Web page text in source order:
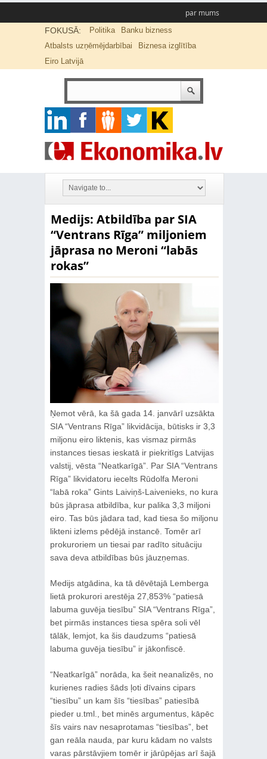
par mums
FOKUSĀ: Politika
Banku bizness
Atbalsts uzņēmējdarbībai
Biznesa izglītība
Eiro Latvijā
Medijs: Atbildība par SIA
“Ventrans Rīga” miljoniem
jāprasa no Meroni “labās
rokas”
Ņemot vērā, ka šā gada 14. janvārī uzsākta
SIA “Ventrans Rīga” likvidācija, būtisks ir 3,3
miljonu eiro liktenis, kas vismaz pirmās
instances tiesas ieskatā ir piekritīgs Latvijas
valstij, vēsta “Neatkarīgā”. Par SIA “Ventrans
Rīga” likvidatoru iecelts Rūdolfa Meroni
“labā roka” Gints Laiviņš-Laivenieks, no kura
būs jāprasa atbildība, kur palika 3,3 miljoni
eiro. Tas būs jādara tad, kad tiesa šo miljonu
likteni izlems pēdējā instancē. Tomēr arī
prokuroriem un tiesai par radīto situāciju
sava deva atbildības būs jāuzņemas.
Medijs atgādina, ka tā dēvētajā Lemberga
lietā prokurori arestēja 27,853% “patiesā
labuma guvēja tiesību” SIA “Ventrans Rīga”,
bet pirmās instances tiesa spēra soli vēl
tālāk, lemjot, ka šis daudzums “patiesā
labuma guvēja tiesību” ir jākonfiscē.
“Neatkarīgā” norāda, ka šeit neanalizēs, no
kurienes radies šāds ļoti dīvains cipars
“tiesību” un kam šīs “tiesības” patiesībā
pieder u.tml., bet minēs argumentus, kāpēc
šīs vairs nav nesaprotamas “tiesības”, bet
gan reāla nauda, par kuru kādam no valsts
varas pārstāvjiem tomēr ir jārūpējas arī šajā